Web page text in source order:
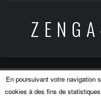
Copyright © All
Magazine
En poursuivant votre navigation
cookies à des fins de